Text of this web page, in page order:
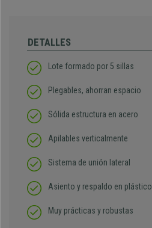
DETALLES
Lote formado por 5 sillas
Plegables, ahorran espacio
Sólida estructura en acero
Apilables verticalmente
Sistema de unión lateral
Asiento y respaldo en plástico
Muy prácticas y robustas